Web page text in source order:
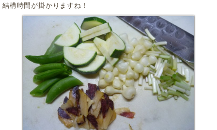
結構時間が掛かりますね！